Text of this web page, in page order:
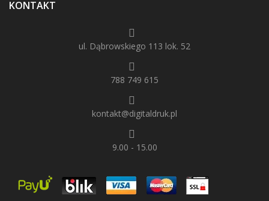
KONTAKT
ul. Dąbrowskiego 113 lok. 52
788 749 615
kontakt@digitaldruk.pl
9.00 - 15.00